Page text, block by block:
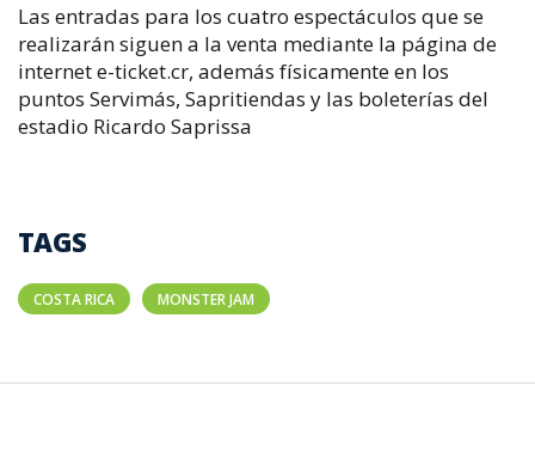
Las entradas para los cuatro espectáculos que se
realizarán siguen a la venta mediante la página de
internet e-ticket.cr, además físicamente en los
puntos Servimás, Sapritiendas y las boleterías del
estadio Ricardo Saprissa
TAGS
COSTA RICA MONSTER JAM